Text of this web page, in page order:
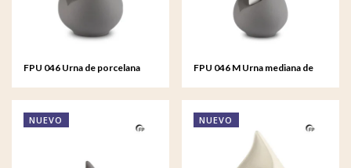
FPU 046 Urna de porcelana
FPU 046 M Urna mediana de
NUEVO NUEVO